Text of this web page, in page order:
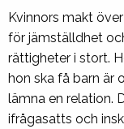
Kvinnors makt
för jämställdhet
rättigheter i stort.
hon ska få barn är
lämna en relation.
ifrågasatts och